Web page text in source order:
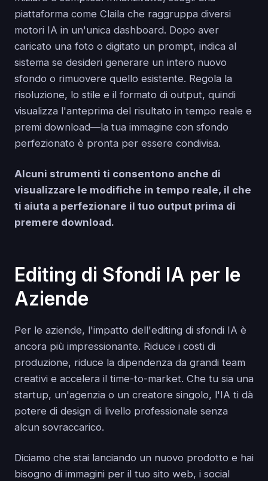
piattaforma come Claila che raggruppa diversi
motori IA in un'unica dashboard. Dopo aver
caricato una foto o digitato un prompt, indica al
sistema se desideri generare un intero nuovo
sfondo o rimuovere quello esistente. Regola la
risoluzione, lo stile e il formato di output, quindi
visualizza l'anteprima del risultato in tempo reale e
premi download—la tua immagine con sfondo
perfezionato è pronta per essere condivisa.
Alcuni strumenti ti consentono anche di
visualizzare le modifiche in tempo reale, il che
ti aiuta a perfezionare il tuo output prima di
premere download.
Editing di Sfondi IA per le
Aziende
Per le aziende, l'impatto dell'editing di sfondi IA è
ancora più impressionante. Riduce i costi di
produzione, riduce la dipendenza da grandi team
creativi e accelera il time-to-market. Che tu sia una
startup, un'agenzia o un creatore singolo, l'IA ti dà
potere di design di livello professionale senza
alcun sovraccarico.
Diciamo che stai lanciando un nuovo prodotto e hai
bisogno di immagini per il tuo sito web, i social